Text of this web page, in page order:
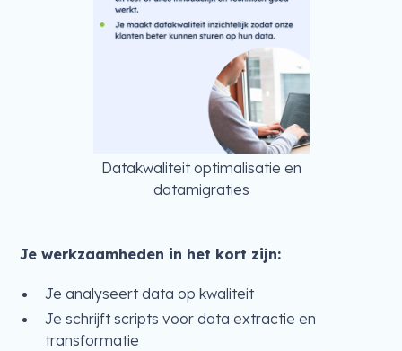
Datakwaliteit optimalisatie en
datamigraties
Je werkzaamheden in het kort zijn:
Je analyseert data op kwaliteit
Je schrijft scripts voor data extractie en
transformatie